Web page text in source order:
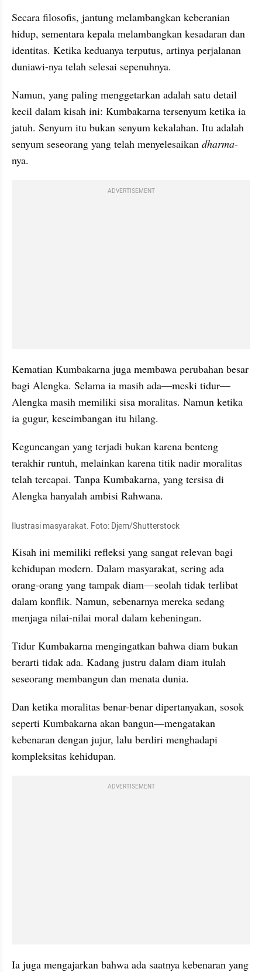
Secara filosofis, jantung melambangkan keberanian
hidup, sementara kepala melambangkan kesadaran dan
identitas. Ketika keduanya terputus, artinya perjalanan
duniawi-nya telah selesai sepenuhnya.
Namun, yang paling menggetarkan adalah satu detail
kecil dalam kisah ini: Kumbakarna tersenyum ketika ia
jatuh. Senyum itu bukan senyum kekalahan. Itu adalah
senyum seseorang yang telah menyelesaikan dharma-
nya.
ADVERTISEMENT
Kematian Kumbakarna juga membawa perubahan besar
bagi Alengka. Selama ia masih ada—meski tidur—
Alengka masih memiliki sisa moralitas. Namun ketika
ia gugur, keseimbangan itu hilang.
Keguncangan yang terjadi bukan karena benteng
terakhir runtuh, melainkan karena titik nadir moralitas
telah tercapai. Tanpa Kumbakarna, yang tersisa di
Alengka hanyalah ambisi Rahwana.
Ilustrasi masyarakat. Foto: Djem/Shutterstock
Kisah ini memiliki refleksi yang sangat relevan bagi
kehidupan modern. Dalam masyarakat, sering ada
orang-orang yang tampak diam—seolah tidak terlibat
dalam konflik. Namun, sebenarnya mereka sedang
menjaga nilai-nilai moral dalam keheningan.
Tidur Kumbakarna mengingatkan bahwa diam bukan
berarti tidak ada. Kadang justru dalam diam itulah
seseorang membangun dan menata dunia.
Dan ketika moralitas benar-benar dipertanyakan, sosok
seperti Kumbakarna akan bangun—mengatakan
kebenaran dengan jujur, lalu berdiri menghadapi
kompleksitas kehidupan.
ADVERTISEMENT
Ia juga mengajarkan bahwa ada saatnya kebenaran yang